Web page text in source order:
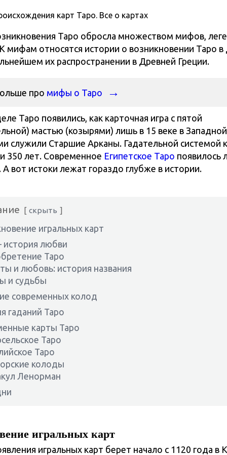
Таро обросла множеством мифов,
мифам относятся истории о возникновении Таро
их распространении в Древней Греции.
про мифы о Таро
Таро появились, как карточная игра с пятой
мастью (козырями) лишь в 15 веке в
служили Старшие Арканы. Гадательной системой
350 лет. Современное Египетское Таро появилось
А вот истоки лежат гораздо глубже в истории.
скрыть
игральных карт
любви
Таро
и любовь: история названия
и судьбы
современных колод
гаданий Таро
карты Таро
Таро
Таро
колоды
Ленорман
игральных карт
игральных карт берет начало с 1120 года в